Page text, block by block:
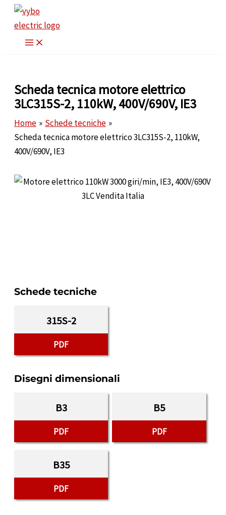
contenuto
Scheda tecnica motore elettrico
3LC315S-2, 110kW, 400V/690V, IE3
Home
Schede tecniche
Scheda tecnica motore elettrico 3LC315S-2, 110kW,
400V/690V, IE3
Schede tecniche
315S-2
PDF
Disegni dimensionali
B3
PDF
B5
PDF
B35
PDF